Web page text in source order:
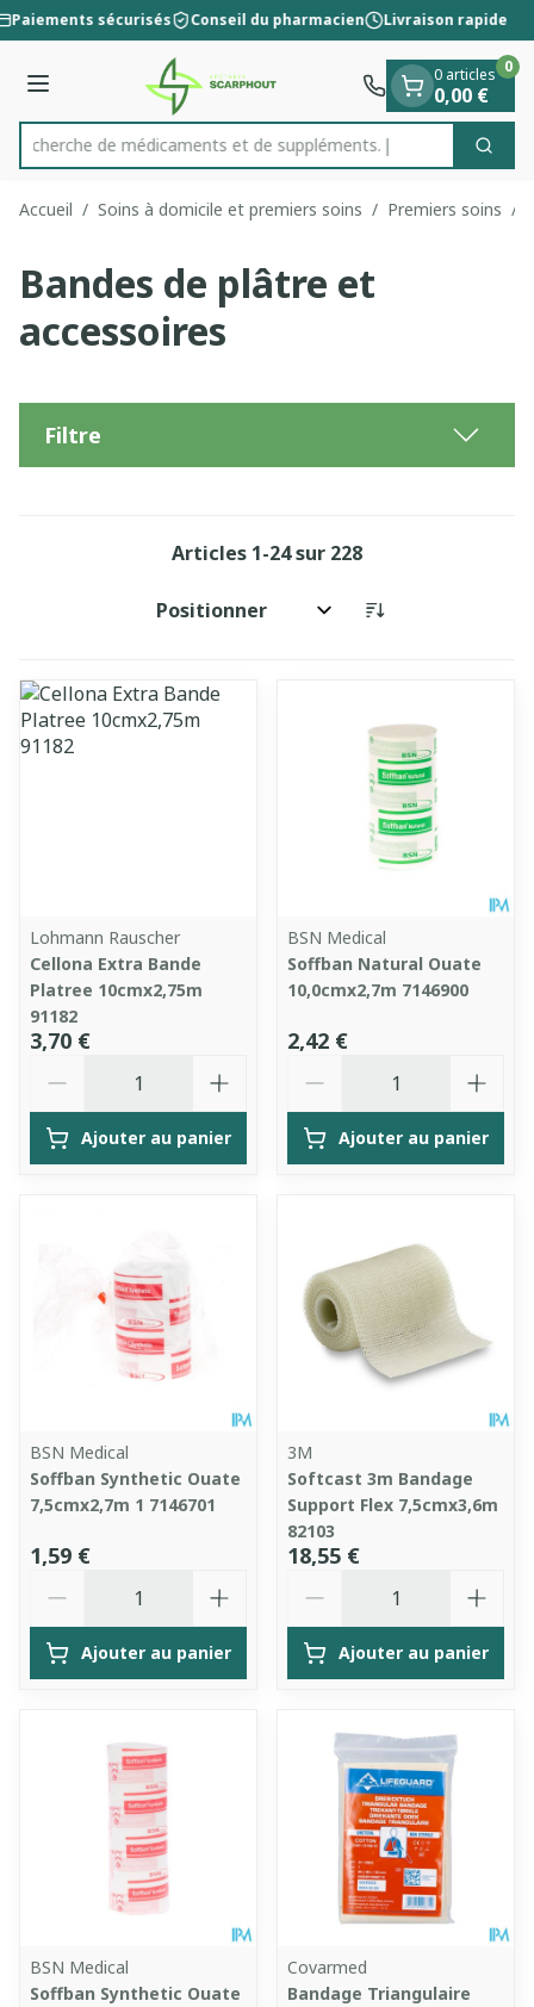
Aller au contenu
1 de 1
Paiements sécurisés Conseil du pharmacien Livraison rapide
Menu
Rechercher
Recherche de médicament
0 articles
0,00 €
0
Accueil / Soins à domicile et premiers soins / Premiers soins /
Bandes de plâtre et
accessoires
Filtre
Articles 1-24sur 228
Trier par:
Lohmann Rauscher
Cellona Extra Bande
Platree 10cmx2,75m
91182
3,70 €
Ajouter au panier
BSN Medical
Soffban Natural Ouate
10,0cmx2,7m 7146900
2,42 €
Ajouter au panier
BSN Medical
Soffban Synthetic Ouate
7,5cmx2,7m 1 7146701
1,59 €
Ajouter au panier
3M
Softcast 3m Bandage
Support Flex 7,5cmx3,6m
82103
18,55 €
Ajouter au panier
BSN Medical
Soffban Synthetic Ouate
Covarmed
Bandage Triangulaire